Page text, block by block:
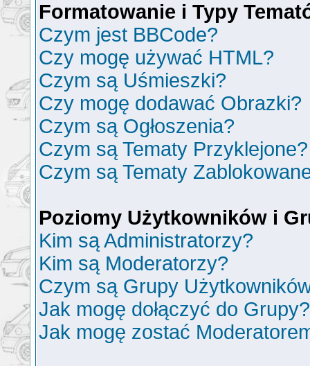
Formatowanie i Typy
Czym jest BBCode?
Czy mogę używać HTML?
Czym są Uśmieszki?
Czy mogę dodawać Obrazki?
Czym są Ogłoszenia?
Czym są Tematy Przyklejone?
Czym są Tematy
Poziomy Użytkowników i
Kim są Administratorzy?
Kim są Moderatorzy?
Czym są Grupy
Jak mogę dołączyć do Grupy?
Jak mogę zostać